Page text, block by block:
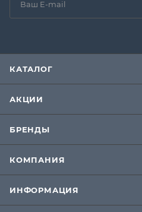
КАТАЛОГ
АКЦИИ
БРЕНДЫ
КОМПАНИЯ
ИНФОРМАЦИЯ